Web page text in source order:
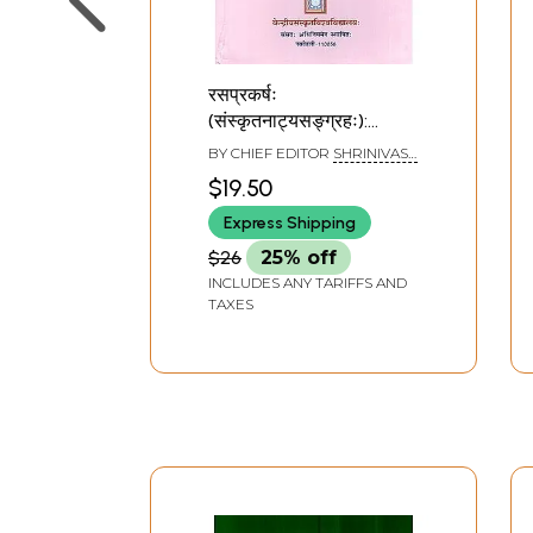
रसप्रकर्षः
(संस्कृतनाट्यसङ्ग्रहः):
Rasaprakarsha
(Sanskrit Drama
Collection)
BY CHIEF EDITOR SHRINIVASA
$19.50
Express Shipping
$26 25% off
INCLUDES ANY TARIFFS AND
TAXES